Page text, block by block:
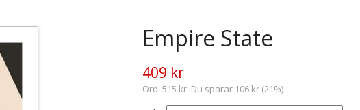
Empire State
409 kr
Ord. 515 kr. Du sparar 106 kr (21%)